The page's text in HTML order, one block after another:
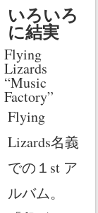
いろいろ
に結実
Flying
Lizards
“Music
Factory”
Flying
Lizards名義
での１st ア
ルバム。